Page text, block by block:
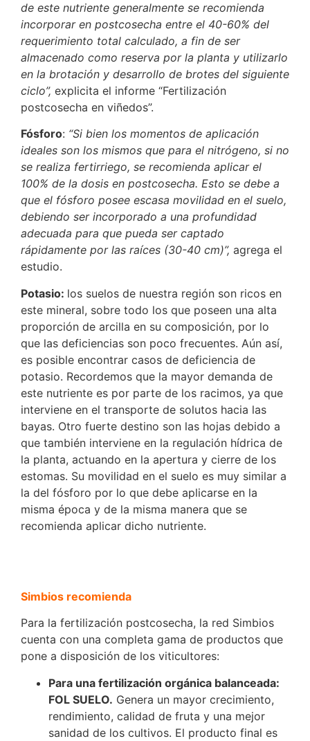
de este nutriente generalmente se recomienda
incorporar en postcosecha entre el 40-60% del
requerimiento total calculado, a fin de ser
almacenado como reserva por la planta y utilizarlo
en la brotación y desarrollo de brotes del siguiente
ciclo”, explicita el informe “Fertilización
postcosecha en viñedos”.
Fósforo: “Si bien los momentos de aplicación
ideales son los mismos que para el nitrógeno, si no
se realiza fertirriego, se recomienda aplicar el
100% de la dosis en postcosecha. Esto se debe a
que el fósforo posee escasa movilidad en el suelo,
debiendo ser incorporado a una profundidad
adecuada para que pueda ser captado
rápidamente por las raíces (30-40 cm)”, agrega el
estudio.
Potasio: los suelos de nuestra región son ricos en
este mineral, sobre todo los que poseen una alta
proporción de arcilla en su composición, por lo
que las deficiencias son poco frecuentes. Aún así,
es posible encontrar casos de deficiencia de
potasio. Recordemos que la mayor demanda de
este nutriente es por parte de los racimos, ya que
interviene en el transporte de solutos hacia las
bayas. Otro fuerte destino son las hojas debido a
que también interviene en la regulación hídrica de
la planta, actuando en la apertura y cierre de los
estomas. Su movilidad en el suelo es muy similar a
la del fósforo por lo que debe aplicarse en la
misma época y de la misma manera que se
recomienda aplicar dicho nutriente.
Simbios recomienda
Para la fertilización postcosecha, la red Simbios
cuenta con una completa gama de productos que
pone a disposición de los viticultores:
Para una fertilización orgánica balanceada:
FOL SUELO. Genera un mayor crecimiento,
rendimiento, calidad de fruta y una mejor
sanidad de los cultivos. El producto final es